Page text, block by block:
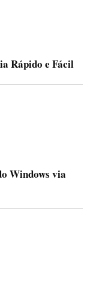
Rápido e Fácil
Windows via